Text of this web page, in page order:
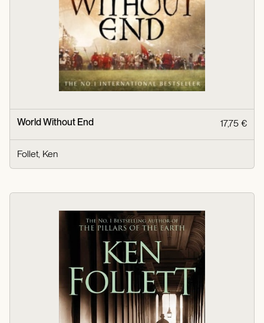
World Without End 17,75 €
Follet, Ken